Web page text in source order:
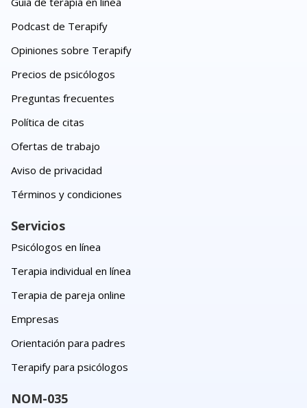
Podcast de Terapify
Opiniones sobre Terapify
Precios de psicólogos
Preguntas frecuentes
Política de citas
Ofertas de trabajo
Aviso de privacidad
Términos y condiciones
Servicios
Psicólogos en línea
Terapia individual en línea
Terapia de pareja online
Empresas
Orientación para padres
Terapify para psicólogos
NOM-035